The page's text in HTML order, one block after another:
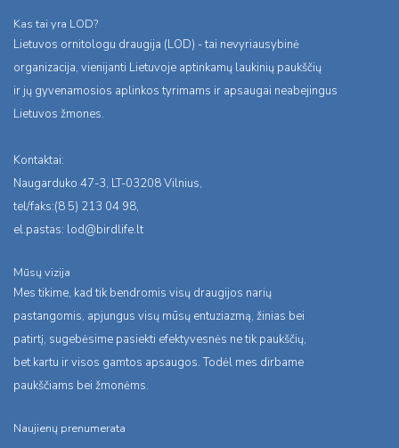
Kas tai yra LOD?
Lietuvos ornitologu draugija (LOD) - tai nevyriausybinė
organizacija, vienijanti Lietuvoje aptinkamų laukinių paukščių
ir jų gyvenamosios aplinkos tyrimams ir apsaugai neabejingus
Lietuvos žmones.
Kontaktai:
Naugarduko 47-3, LT-03208 Vilnius,
tel/faks:(8 5) 213 04 98,
el.pastas: lod@birdlife.lt
Mūsų vizija
Mes tikime, kad tik bendromis visų draugijos narių
pastangomis, apjungus visų mūsų entuziazmą, žinias bei
patirtį, sugebėsime pasiekti efektyvesnės ne tik paukščių,
bet kartu ir visos gamtos apsaugos. Todėl mes dirbame
paukščiams bei žmonėms.
Naujienų prenumerata